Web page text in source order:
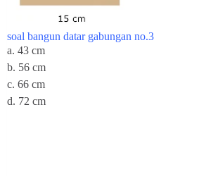
soal bangun datar gabungan no.3
a. 43 cm
b. 56 cm
c. 66 cm
d. 72 cm